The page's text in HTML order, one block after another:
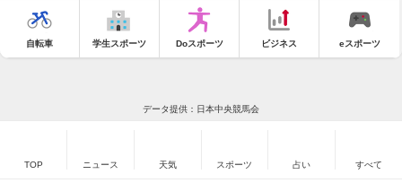
自転車 学生スポーツ Doスポーツ ビジネス eスポーツ
データ提供：日本中央競馬会
TOP ニュース 天気 スポーツ 占い すべて